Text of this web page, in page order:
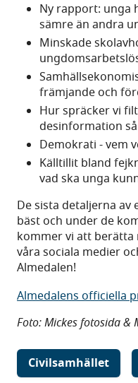
Ny rapport: unga
sämre än andra
Minskade
främjande och
Hur spräcker vi
desinformation
Demokrati - vem
Källtillit bland
vad ska unga
De sista detaljerna av
bäst och under de
kommer vi att berätta
våra sociala medier
Almedalen!
Almedalens officiella
Foto: Mickes fotosida &
Civilsamhället